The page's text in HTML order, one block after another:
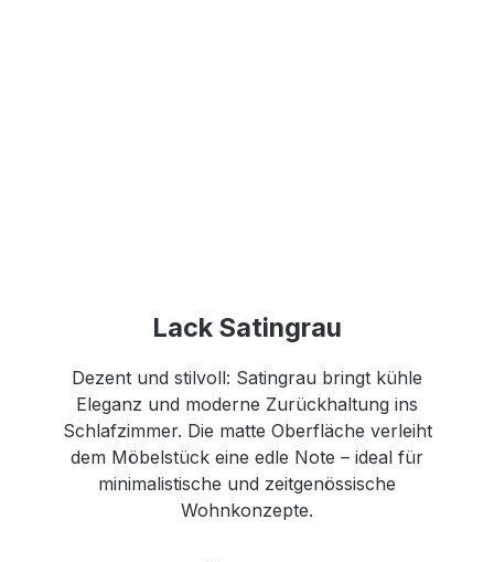
Lack Satingrau
Dezent und stilvoll: Satingrau bringt kühle
Eleganz und moderne Zurückhaltung ins
Schlafzimmer. Die matte Oberfläche verleiht
dem Möbelstück eine edle Note – ideal für
minimalistische und zeitgenössische
Wohnkonzepte.